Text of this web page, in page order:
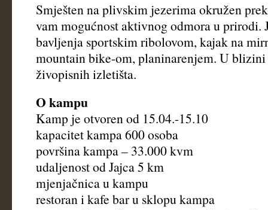
Smješten na plivskim jezerima okružen
vam mogućnost aktivnog odmora u prirodi.
bavljenja sportskim ribolovom, kajak na
mountain bike-om, planinarenjem. U
živopisnih izletišta.
O kampu
Kamp je otvoren od 15.04.-15.10
kapacitet kampa 600 osoba
površina kampa – 33.000 kvm
udaljenost od Jajca 5 km
mjenjačnica u kampu
restoran i kafe bar u sklopu kampa